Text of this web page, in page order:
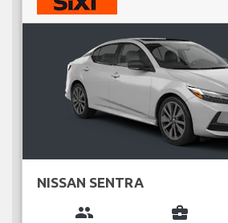
NISSAN SENTRA
group business_center